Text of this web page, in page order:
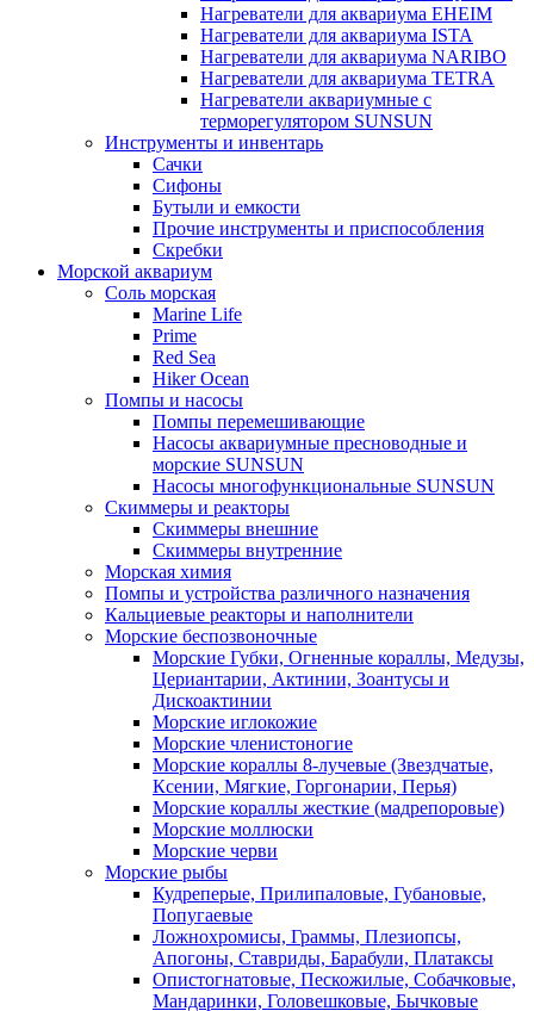
Нагреватели для аквариума EHEIM
Нагреватели для аквариума ISTA
Нагреватели для аквариума NARIBO
Нагреватели для аквариума TETRA
Нагреватели аквариумные с
терморегулятором SUNSUN
Инструменты и инвентарь
Сачки
Сифоны
Бутыли и емкости
Прочие инструменты и приспособления
Скребки
Морской аквариум
Соль морская
Marine Life
Prime
Red Sea
Hiker Ocean
Помпы и насосы
Помпы перемешивающие
Насосы аквариумные пресноводные и
морские SUNSUN
Насосы многофункциональные SUNSUN
Скиммеры и реакторы
Скиммеры внешние
Скиммеры внутренние
Морская химия
Помпы и устройства различного назначения
Кальциевые реакторы и наполнители
Морские беспозвоночные
Морские Губки, Огненные кораллы, Медузы,
Цериантарии, Актинии, Зоантусы и
Дискоактинии
Морские иглокожие
Морские членистоногие
Морские кораллы 8-лучевые (Звездчатые,
Ксении, Мягкие, Горгонарии, Перья)
Морские кораллы жесткие (мадрепоровые)
Морские моллюски
Морские черви
Морские рыбы
Кудреперые, Прилипаловые, Губановые,
Попугаевые
Ложнохромисы, Граммы, Плезиопсы,
Апогоны, Ставриды, Барабули, Платаксы
Опистогнатовые, Пескожилые, Собачковые,
Мандаринки, Головешковые, Бычковые